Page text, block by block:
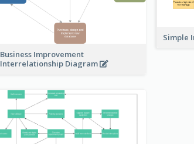
Business Improvement
Interrelationship Diagram
Simple